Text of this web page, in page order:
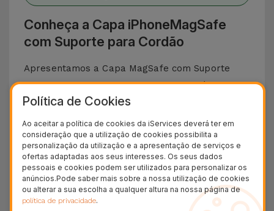
Conheça a Capa iPhoneMagSafe
com Suporte para Cordão
Apresentamos a Capa MagSafe com Suporte
para Cordão para o seu iPhone, disponível na
iServices. Trata-se do acessório perfeito para
quem não tem tempo a perder ao usar o
telemóvel sem descurar a proteção e o estilo.
Esta capa para iPhone com tecnologia MagSafe
permite uma ligação magnética que facilita o
carregamento wireless, através docarregador
sem fio, bem como a utilização de acessórios
Política de Cookies
Ao aceitar a política de cookies da iServices deverá ter em
consideração que a utilização de cookies possibilita a
personalização da utilização e a apresentação de serviços e
ofertas adaptadas aos seus interesses. Os seus dados
pessoais e cookies podem ser utilizados para personalizar os
anúncios.Pode saber mais sobre a nossa utilização de cookies
ou alterar a sua escolha a qualquer altura na nossa página de
política de privacidade.